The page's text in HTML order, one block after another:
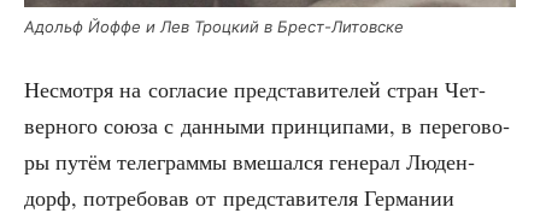
Адольф Йоф­фе и Лев Троц­кий в Брест-Литовске
Несмот­ря на согла­сие пред­ста­ви­те­лей стран Чет­
вер­но­го сою­за с дан­ны­ми прин­ци­па­ми, в пере­го­во­
ры путём теле­грам­мы вме­шал­ся гене­рал Люден­
дорф, потре­бо­вав от пред­ста­ви­те­ля Гер­ма­нии